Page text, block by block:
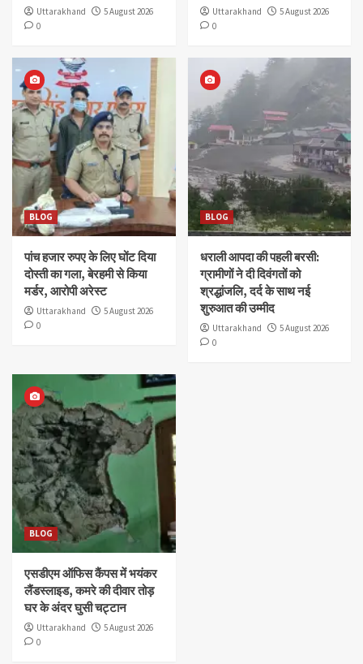
Uttarakhand
5 August 2026
0
Uttarakhand
5 August 2026
0
BLOG
पांच हजार रुपए के लिए घोंट दिया
दोस्ती का गला, बेरहमी से किया
मर्डर, आरोपी अरेस्ट
Uttarakhand
5 August 2026
0
BLOG
धराली आपदा की पहली बरसी:
ग्रामीणों ने दी दिवंगतों को
श्रद्धांजलि, दर्द के साथ नई
शुरुआत की उम्मीद
Uttarakhand
5 August 2026
0
BLOG
एसडीएम ऑफिस कैंपस में भयंकर
लैंडस्लाइड, कमरे की दीवार तोड़
घर के अंदर घुसी चट्टान
Uttarakhand
5 August 2026
0